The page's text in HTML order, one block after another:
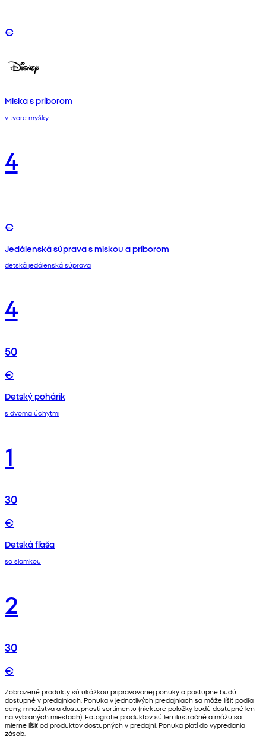
€
Miska s príborom
v tvare myšky
4
€
Jedálenská súprava s miskou a príborom
detská jedálenská súprava
4
50
€
Detský pohárik
s dvoma úchytmi
1
30
€
Detská fľaša
so slamkou
2
30
€
Zobrazené produkty sú ukážkou pripravovanej ponuky a postupne budú
dostupné v predajniach. Ponuka v jednotlivých predajniach sa môže líšiť podľa
ceny, množstva a dostupnosti sortimentu (niektoré položky budú dostupné len
na vybraných miestach). Fotografie produktov sú len ilustračné a môžu sa
mierne líšiť od produktov dostupných v predajni. Ponuka platí do vypredania
zásob.